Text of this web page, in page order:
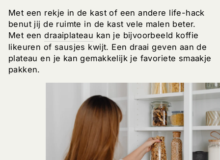
Met een rekje in de kast of een andere life-hack
benut jij de ruimte in de kast vele malen beter.
Met eendraaiplateau kan je bijvoorbeeld koffie
likeuren of sausjes kwijt. Een draai geven aan de
plateau en je kan gemakkelijk je favoriete smaakje
pakken.